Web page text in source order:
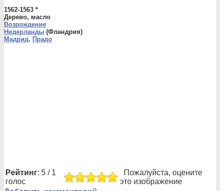
1562-1563 *
Дерево, масло
Возрождение
Нидерланды (Фландрия)
Мадрид. Прадо
Рейтинг: 5 / 1
голос
Пожалуйста, оцените
это изображение